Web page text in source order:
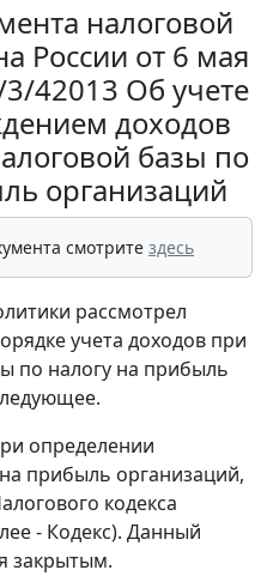
налоговой
России от 6 мая
42013 Об учете
доходов
базы по
организаций
смотрите здесь
рассмотрел
учета доходов при
по налогу на прибыль
определении
прибыль организаций,
кодекса
- Кодекс). Данный
закрытым.